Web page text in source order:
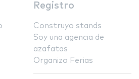
Registro
Construyo stands
Soy una agencia de
azafatas
Organizo Ferias